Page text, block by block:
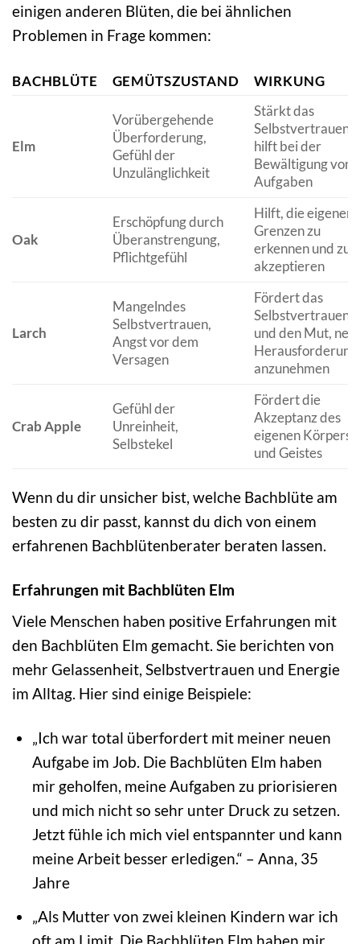
einigen anderen Blüten, die bei ähnlichen
Problemen in Frage kommen:
BACHBLÜTE GEMÜTSZUSTAND WIRKUNG
Elm
Vorübergehende
Überforderung,
Gefühl der
Unzulänglichkeit
Stärkt das
Selbstvertrauen,
hilft bei der
Bewältigung von
Aufgaben
Oak
Erschöpfung durch
Überanstrengung,
Pflichtgefühl
Hilft, die eigenen
Grenzen zu
erkennen und zu
akzeptieren
Larch
Mangelndes
Selbstvertrauen,
Angst vor dem
Versagen
Fördert das
Selbstvertrauen
und den Mut,
anzunehmen
Crab Apple
Gefühl der
Unreinheit,
Selbstekel
Fördert die
Akzeptanz des
eigenen Körpers
und Geistes
Wenn du dir unsicher bist, welche Bachblüte am
besten zu dir passt, kannst du dich von einem
erfahrenen Bachblütenberater beraten lassen.
Erfahrungen mit Bachblüten Elm
Viele Menschen haben positive Erfahrungen mit
den Bachblüten Elm gemacht. Sie berichten von
mehr Gelassenheit, Selbstvertrauen und Energie
im Alltag. Hier sind einige Beispiele:
„Ich war total überfordert mit meiner neuen
Aufgabe im Job. Die Bachblüten Elm haben
mir geholfen, meine Aufgaben zu priorisieren
und mich nicht so sehr unter Druck zu setzen.
Jetzt fühle ich mich viel entspannter und kann
meine Arbeit besser erledigen.“ – Anna, 35
Jahre
„Als Mutter von zwei kleinen Kindern war ich
oft am Limit. Die Bachblüten Elm haben mir